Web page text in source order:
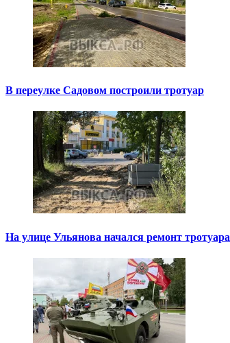
В переулке Садовом построили тротуар
На улице Ульянова начался ремонт тротуара